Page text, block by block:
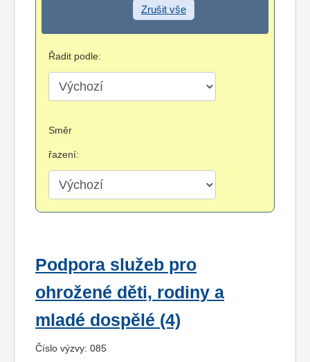
Zrušit vše
Řadit podle:
Směr
řazení:
Podpora služeb pro
ohrožené děti, rodiny a
mladé dospělé (4)
Číslo výzvy: 085